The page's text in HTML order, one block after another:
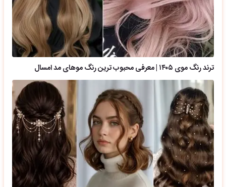
ترند رنگ موی ۱۴۰۵ | معرفی محبوب ترین رنگ موهای مد امسال